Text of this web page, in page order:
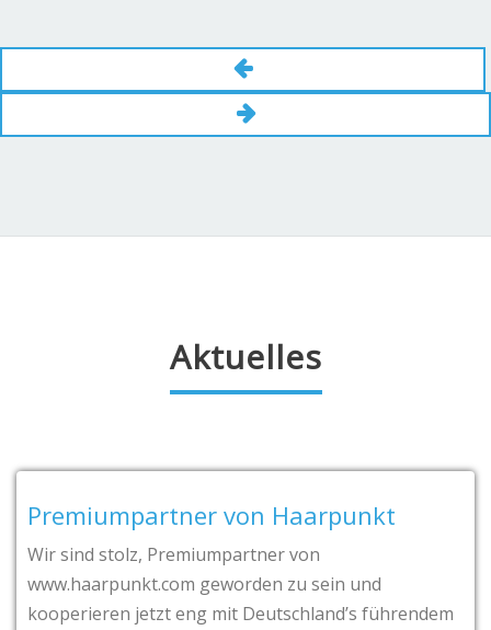
Aktuelles
Premiumpartner von Haarpunkt
Wir sind stolz, Premiumpartner von
www.haarpunkt.com geworden zu sein und
kooperieren jetzt eng mit Deutschland’s führendem